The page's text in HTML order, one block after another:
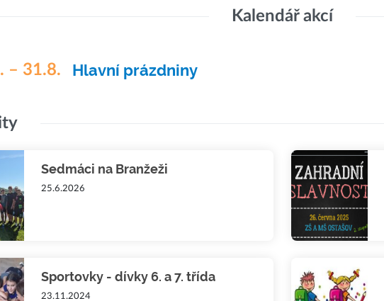
Kalendář akcí
– 31.8. Hlavní prázdniny
Sedmáci na Branžeži
25.6.2026
Sportovky - dívky 6. a 7. třída
23.11.2024